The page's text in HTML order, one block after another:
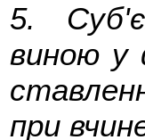
5.
виною у
при